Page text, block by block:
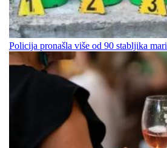
Policija pronašla više od 90 stabljika